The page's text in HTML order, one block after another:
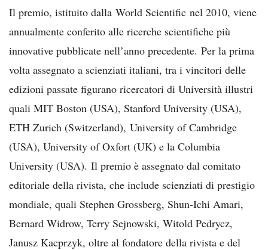
Il premio, istituito dalla World Scientific nel 2010, viene
annualmente conferito alle ricerche scientifiche più
innovative pubblicate nell’anno precedente. Per la prima
volta assegnato a scienziati italiani, tra i vincitori delle
edizioni passate figurano ricercatori di Università illustri
quali MIT Boston (USA), Stanford University (USA),
ETH Zurich (Switzerland), University of Cambridge
(USA), University of Oxfort (UK) e la Columbia
University (USA). Il premio è assegnato dal comitato
editoriale della rivista, che include scienziati di prestigio
mondiale, quali Stephen Grossberg, Shun-Ichi Amari,
Bernard Widrow, Terry Sejnowski, Witold Pedrycz,
Janusz Kacprzyk, oltre al fondatore della rivista e del